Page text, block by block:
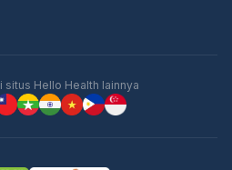
situs Hello Health lainnya